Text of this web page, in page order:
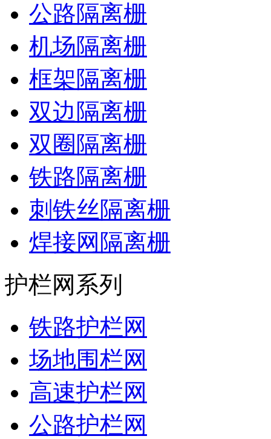
公路隔离栅
机场隔离栅
框架隔离栅
双边隔离栅
双圈隔离栅
铁路隔离栅
刺铁丝隔离栅
焊接网隔离栅
护栏网系列
铁路护栏网
场地围栏网
高速护栏网
公路护栏网